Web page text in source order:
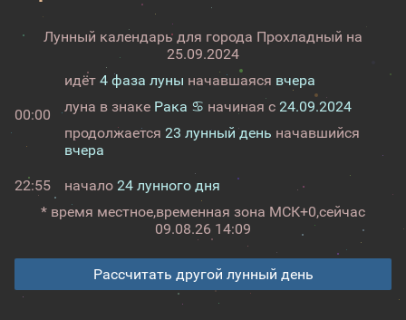
Лунный календарь для города Прохладный на
25.09.2024
00:00
идёт 4 фаза луны начавшаяся вчера
луна в знаке Рака ♋ начиная с 24.09.2024
продолжается 23 лунный день начавшийся
вчера
22:55 начало 24 лунного дня
* время местное,временная зона МСК+0,сейчас
09.08.26 14:09
Рассчитать другой лунный день